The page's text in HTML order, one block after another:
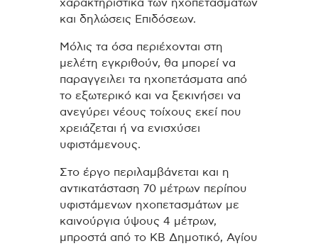
χαρακτηριστικά των ηχοπετασμάτων
και δηλώσεις Επιδόσεων.
Μόλις τα όσα περιέχονται στη
μελέτη εγκριθούν, θα μπορεί να
παραγγειλει τα ηχοπετάσματα από
το εξωτερικό και να ξεκινήσει να
ανεγύρει νέους τοίχους εκεί που
χρειάζεται ή να ενισχύσει
υφιστάμενους.
Στο έργο περιλαμβάνεται και η
αντικατάσταση 70 μέτρων περίπου
υφιστάμενων ηχοπετασμάτων με
καινούργια ύψους 4 μέτρων,
μπροστά από το ΚΒ Δημοτικό, Αγίου